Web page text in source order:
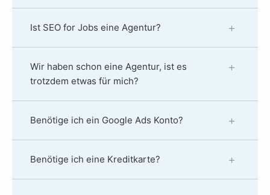
Ist SEO for Jobs eine Agentur?
Wir haben schon eine Agentur, ist es
trotzdem etwas für mich?
Benötige ich ein Google Ads Konto?
Benötige ich eine Kreditkarte?